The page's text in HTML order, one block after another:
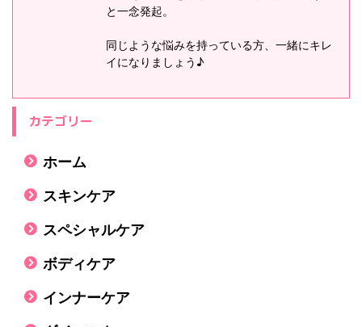
と一念発起。
同じような悩みを持っている方、一緒にキレ
イになりましょう♪
カテゴリー
ホーム
スキンケア
スペシャルケア
ボディケア
インナーケア